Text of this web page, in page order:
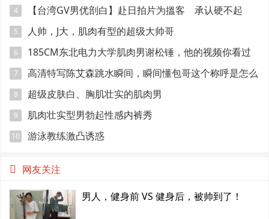
4
【台湾GV男优剖白】赴日拍片为搵客 承认硬不起
来：但我还有性欲
5 人帅，J大，肌肉有型的超级大帅哥
6
185CM东北电力大学肌肉男谢松锤，他的视频你看过
吗
7
高清特写陈艾森跳水瞬间，瞬间懂包哥这个称呼是怎么
来的
8 超级皮肤白、胸肌壮实的肌肉男
9 肌肉壮实型男勃起性感内裤秀
10 游泳教练激凸诱惑
网友关注
男人，健身前 VS 健身后，被帅到了！